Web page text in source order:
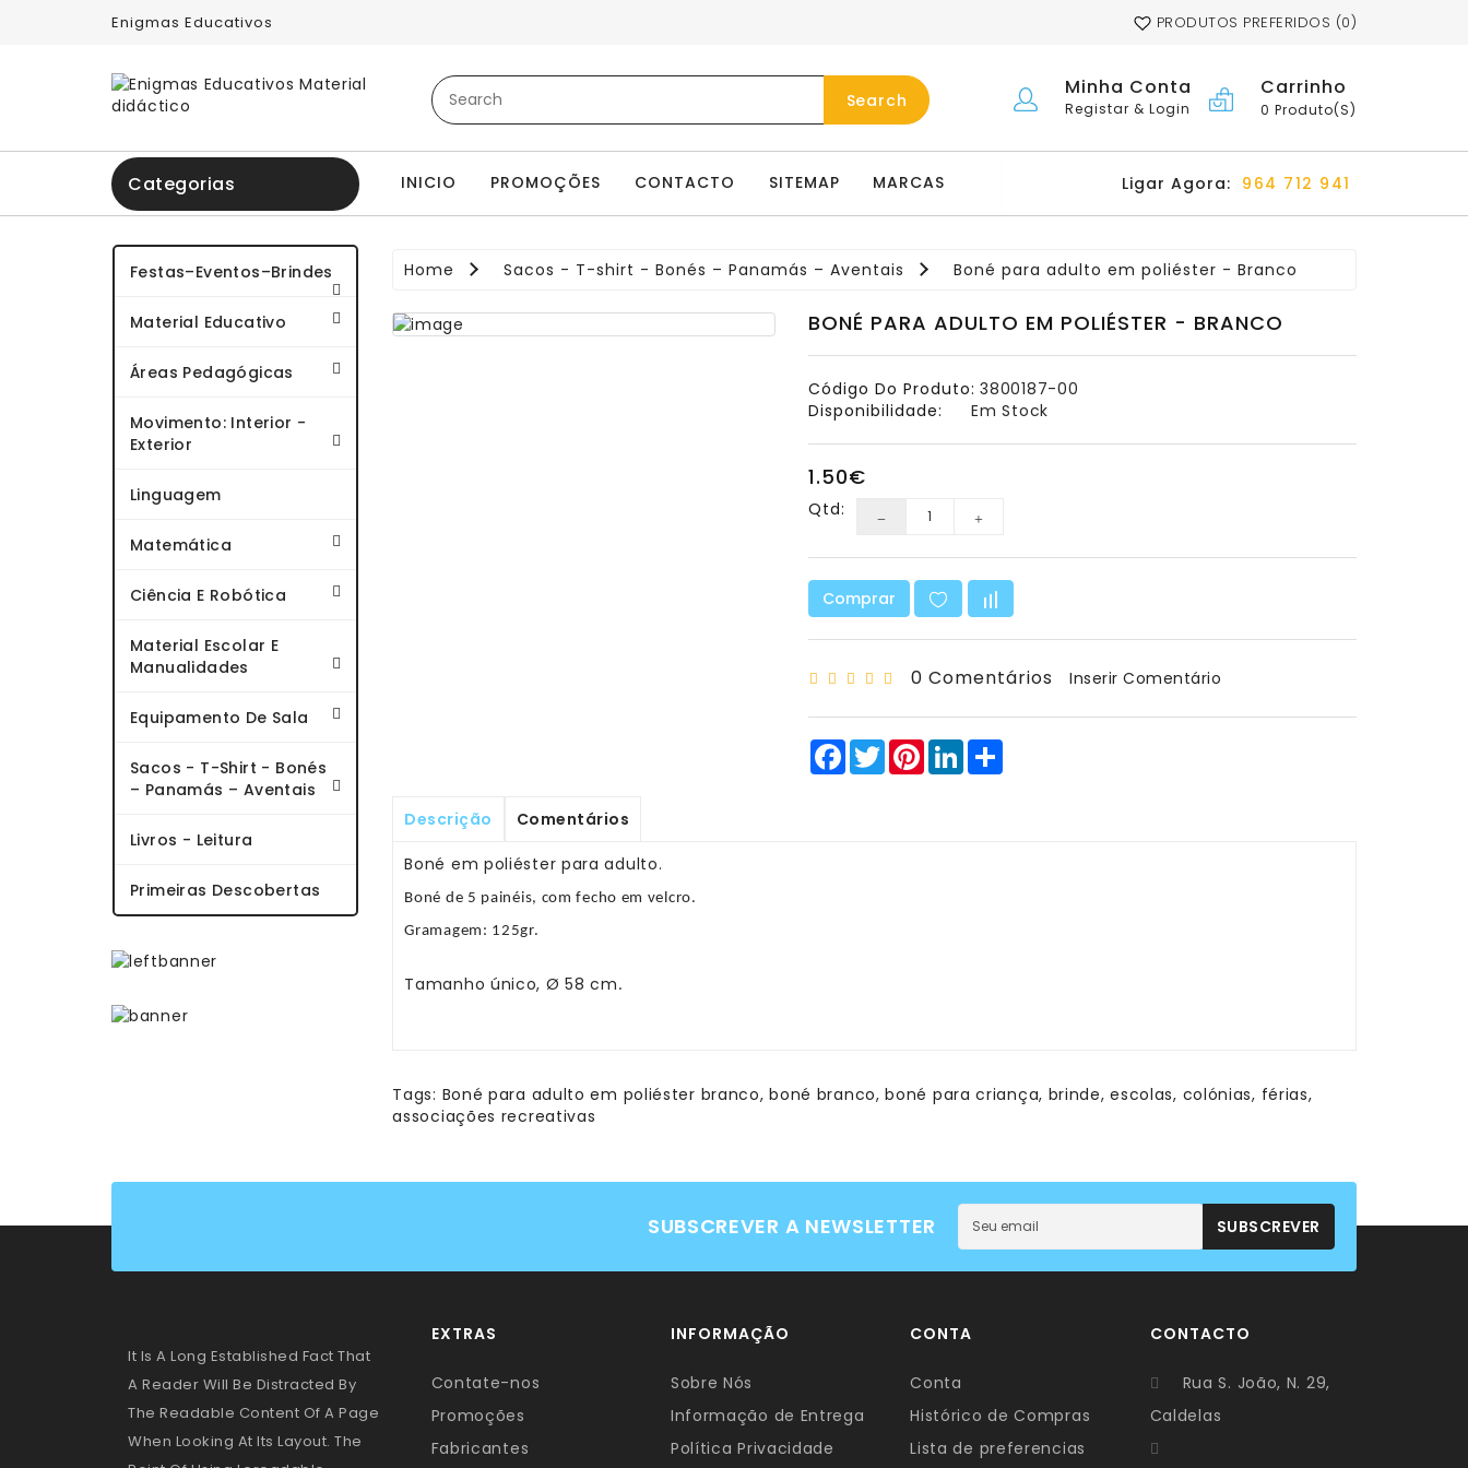
Enigmas Educativos PRODUTOS PREFERIDOS (0)
Search
Minha Conta
Registar & Login
Carrinho
0 Produto(s)
INICIO PROMOÇÕES CONTACTO SITEMAP MARCAS Ligar Agora: 964 712 941
Categorias
Festas–Eventos–Brindes
Material Educativo
Áreas Pedagógicas
Movimento: Interior -
Exterior
Linguagem
Matemática
Ciência E Robótica
Material Escolar E
Manualidades
Equipamento De Sala
Sacos - T-Shirt - Bonés
– Panamás – Aventais
Livros - Leitura
Primeiras Descobertas
Home Sacos - T-shirt - Bonés – Panamás – Aventais Boné para adulto em poliéster - Branco
BONÉ PARA ADULTO EM POLIÉSTER - BRANCO
Código Do Produto: 3800187-00
Disponibilidade:
Em Stock
1.50€
Qtd:
Comprar
0 Comentários Inserir Comentário
Facebook
TwitterPinterestLinkedInShare
Descrição Comentários
Boné em poliéster para adulto.
Boné de 5 painéis, com fecho em velcro.
Gramagem: 125gr.
Tamanho único, Ø 58 cm .
Tags: Boné para adulto em poliéster branco,boné branco,boné para criança, brinde,escolas, colónias, férias,
associações recreativas
SUBSCREVER A NEWSLETTER SUBSCREVER
It Is A Long Established Fact That
A Reader Will Be Distracted By
The Readable Content Of A Page
When Looking At Its Layout. The
EXTRAS
Contate-nos
Promoções
Fabricantes
INFORMAÇÃO
Sobre Nós
Informação de Entrega
Política Privacidade
CONTA
Conta
Histórico de Compras
Lista de preferencias
CONTACTO
Rua S. João, N. 29,
Caldelas